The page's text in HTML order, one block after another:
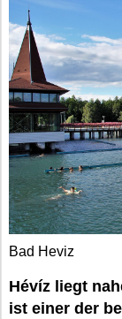
Bad Heviz
Hévíz liegt
ist einer der